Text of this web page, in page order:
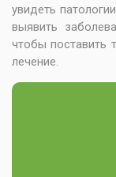
увидеть
выявить
чтобы поставить
лечение.